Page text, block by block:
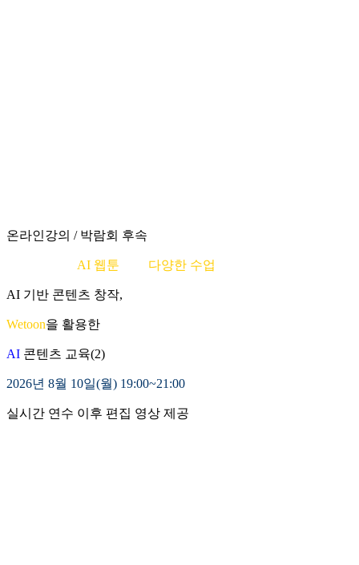
온라인강의 / 박람회 후속
AI 웹툰 다양한 수업
AI 기반 콘텐츠 창작,
Wetoon을 활용한
AI 콘텐츠 교육(2)
2026년 8월 10일(월) 19:00~21:00
실시간 연수 이후 편집 영상 제공